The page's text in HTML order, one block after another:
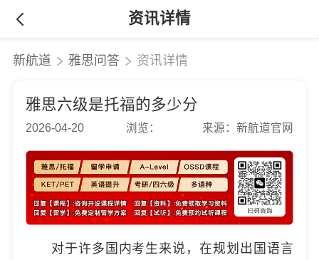
资讯详情
新航道 雅思问答 资讯详情
雅思六级是托福的多少分
2026-04-20 浏览： 来源：新航道官网
对于许多国内考生来说，在规划出国语言